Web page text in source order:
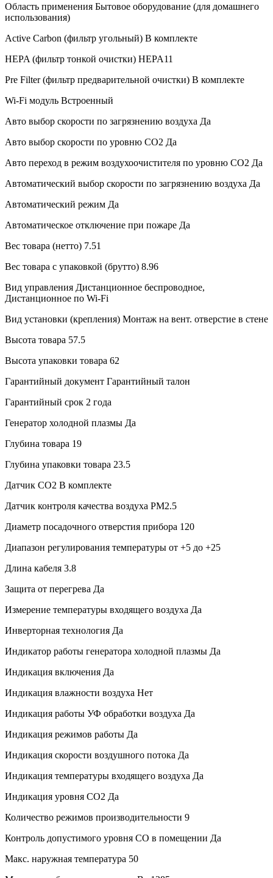
Область применения Бытовое оборудование (для домашнего
использования)
Active Carbon (фильтр угольный) В комплекте
HEPA (фильтр тонкой очистки) HEPA11
Pre Filter (фильтр предварительной очистки) В комплекте
Wi-Fi модуль Встроенный
Авто выбор скорости по загрязнению воздуха Да
Авто выбор скорости по уровню СО2 Да
Авто переход в режим воздухоочистителя по уровню СО2 Да
Автоматический выбор скорости по загрязнению воздуха Да
Автоматический режим Да
Автоматическое отключение при пожаре Да
Вес товара (нетто) 7.51
Вес товара с упаковкой (брутто) 8.96
Вид управления Дистанционное беспроводное,
Дистанционное по Wi-Fi
Вид установки (крепления) Монтаж на вент. отверстие в стене
Высота товара 57.5
Высота упаковки товара 62
Гарантийный документ Гарантийный талон
Гарантийный срок 2 года
Генератор холодной плазмы Да
Глубина товара 19
Глубина упаковки товара 23.5
Датчик CO2 В комплекте
Датчик контроля качества воздуха PM2.5
Диаметр посадочного отверстия прибора 120
Диапазон регулирования температуры от +5 до +25
Длина кабеля 3.8
Защита от перегрева Да
Измерение температуры входящего воздуха Да
Инверторная технология Да
Индикатор работы генератора холодной плазмы Да
Индикация включения Да
Индикация влажности воздуха Нет
Индикация работы УФ обработки воздуха Да
Индикация режимов работы Да
Индикация скорости воздушного потока Да
Индикация температуры входящего воздуха Да
Индикация уровня CO2 Да
Количество режимов производительности 9
Контроль допустимого уровня CO в помещении Да
Макс. наружная температура 50